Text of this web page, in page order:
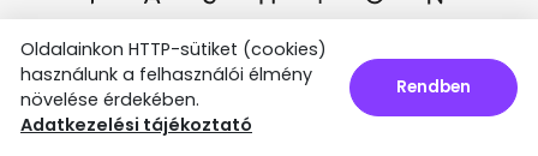
Ⓒ 2025 Minden jog fenntartva.
Az oldalt készítette:
Oldalainkon HTTP-sütiket (cookies)
használunk a felhasználói élmény
növelése érdekében.
Adatkezelési tájékoztató
Rendben